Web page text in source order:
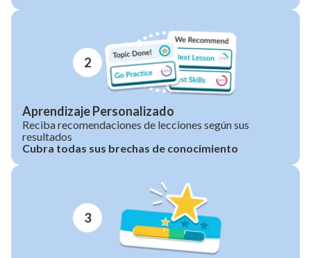
2
Aprendizaje Personalizado
Reciba recomendaciones de lecciones según sus
resultados
Cubra todas sus brechas de conocimiento
3